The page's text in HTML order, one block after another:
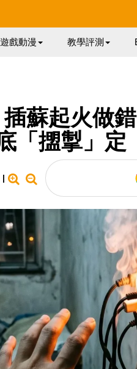
遊戲動漫 教學評測
蘇起火做
「擝掣」定
|